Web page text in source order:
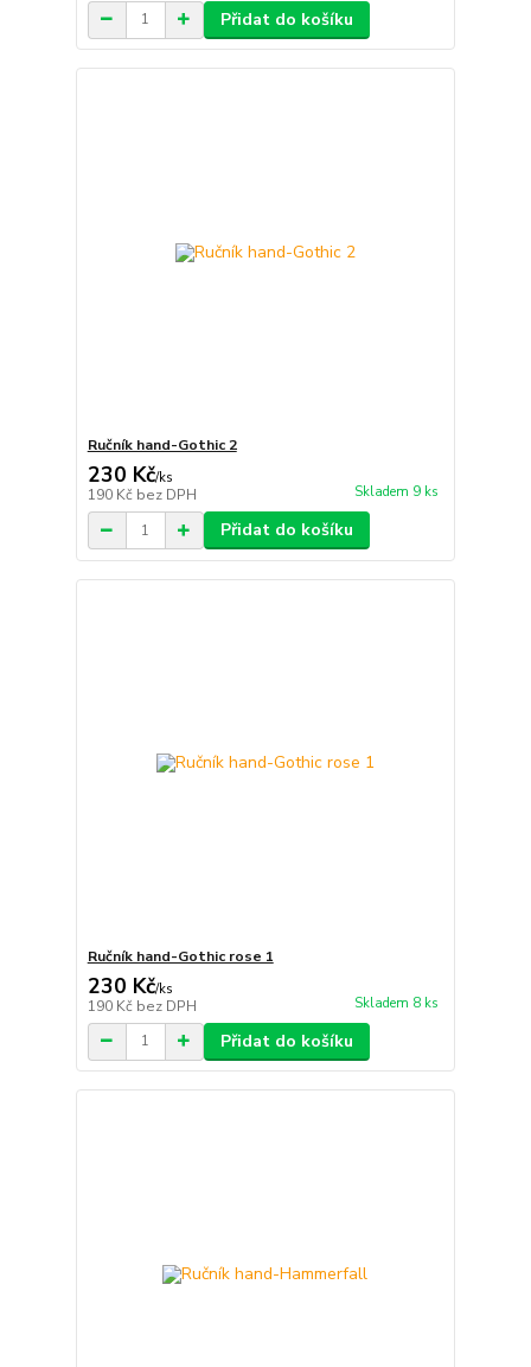
Přidat do košíku
Ručník hand-Gothic 2
230 Kč/ks
190 Kč bez DPH Skladem 9 ks
Přidat do košíku
Ručník hand-Gothic rose 1
230 Kč/ks
190 Kč bez DPH Skladem 8 ks
Přidat do košíku